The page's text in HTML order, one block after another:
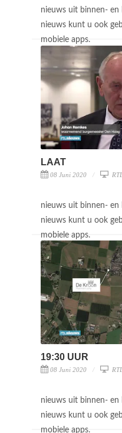
nieuws uit binnen- en
nieuws kunt u ook
mobiele apps.
LAAT
08 Juni 2020
nieuws uit binnen- en
nieuws kunt u ook
mobiele apps.
19:30 UUR
08 Juni 2020
nieuws uit binnen- en
nieuws kunt u ook
mobiele apps.